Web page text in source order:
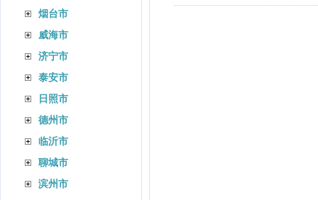
烟台市
威海市
济宁市
泰安市
日照市
德州市
临沂市
聊城市
滨州市